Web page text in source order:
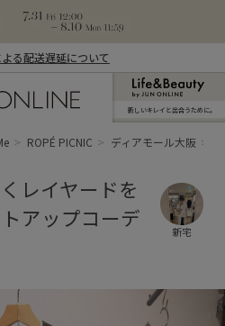
る配送遅延について
新しいキレイと出合うために。
ROPÉ PICNIC ディアモール大阪
レイヤードを
アップコーデ
新宅